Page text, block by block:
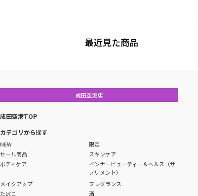
最近見た商品
成田空港店
成田空港TOP
カテゴリから探す
NEW
限定
セール商品
スキンケア
ボディケア
インナービューティー＆ヘルス（サ
プリメント）
メイクアップ
フレグランス
たばこ
酒